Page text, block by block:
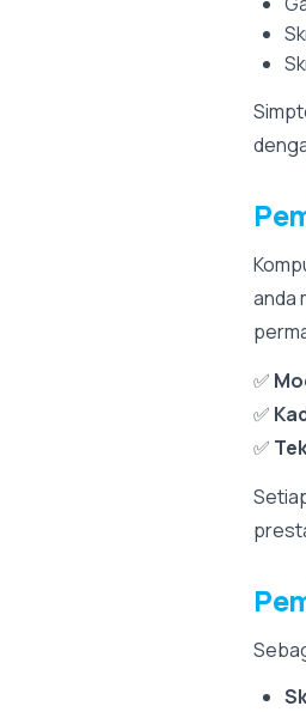
anda
✅
✅
✅